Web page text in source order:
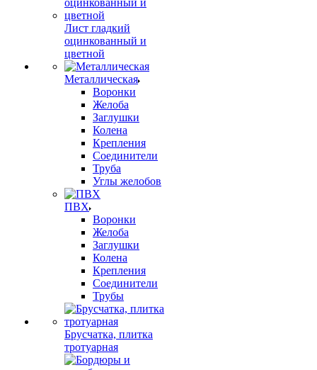
Лист гладкий
оцинкованный и
цветной
Металлическая
Воронки
Желоба
Заглушки
Колена
Крепления
Соединители
Труба
Углы желобов
ПВХ
Воронки
Желоба
Заглушки
Колена
Крепления
Соединители
Трубы
Брусчатка, плитка
тротуарная